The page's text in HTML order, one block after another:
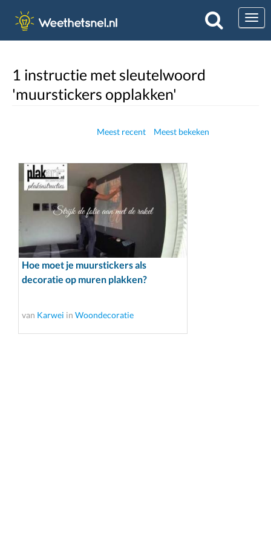
1 instructie met sleutelwoord
'muurstickers opplakken'
Meest recent Meest bekeken
Hoe moet je muurstickers als
decoratie op muren plakken?
van Karwei in Woondecoratie